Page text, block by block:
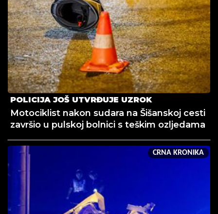
POLICIJA JOŠ UTVRĐUJE UZROK
Motociklist nakon sudara na Šišanskoj cesti
završio u pulskoj bolnici s teškim ozljedama
CRNA KRONIKA